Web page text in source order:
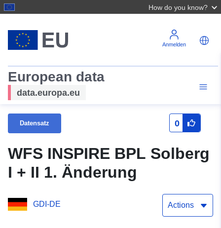
How do you know?
Anmelden
European data
data.europa.eu
Datensatz 0
WFS INSPIRE BPL Solberg
I + II 1. Änderung
GDI-DE Actions